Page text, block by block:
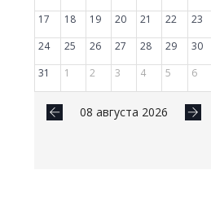
17
18 19 20 21 22
23
24
25 26 27 28 29
30
31
1 2 3 4 5 6
08 августа 2026